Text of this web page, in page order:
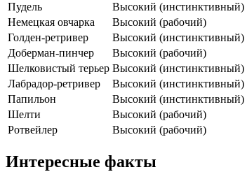
Пудель
Высокий (инстинктивный)
Немецкая овчарка
Высокий (рабочий)
Голден-ретривер
Высокий (инстинктивный)
Доберман-пинчер
Высокий (рабочий)
Шелковистый терьер Высокий (инстинктивный)
Лабрадор-ретривер
Высокий (инстинктивный)
Папильон
Высокий (инстинктивный)
Шелти
Высокий (рабочий)
Ротвейлер
Высокий (рабочий)
Интересные факты